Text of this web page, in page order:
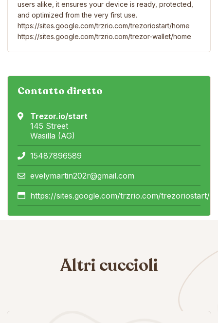
users alike, it ensures your device is ready, protected,
and optimized from the very first use.
https://sites.google.com/trzrio.com/trezoriostart/home
https://sites.google.com/trzrio.com/trezor-wallet/home
Contatto diretto
Trezor.io/start
145 Street
Wasilla (AG)
15487896589
evelymartin202r@gmail.com
https://sites.google.com/trzrio.com/trezoriostart/
Altri cuccioli